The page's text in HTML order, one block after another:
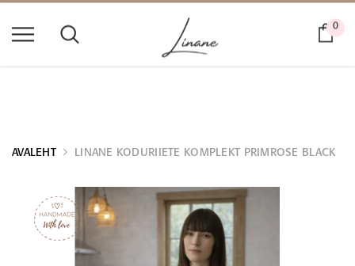
EIE LUGU LINABLOGI
0
AVALEHT LINANE KODURIIETE KOMPLEKT PRIMROSE BLACK